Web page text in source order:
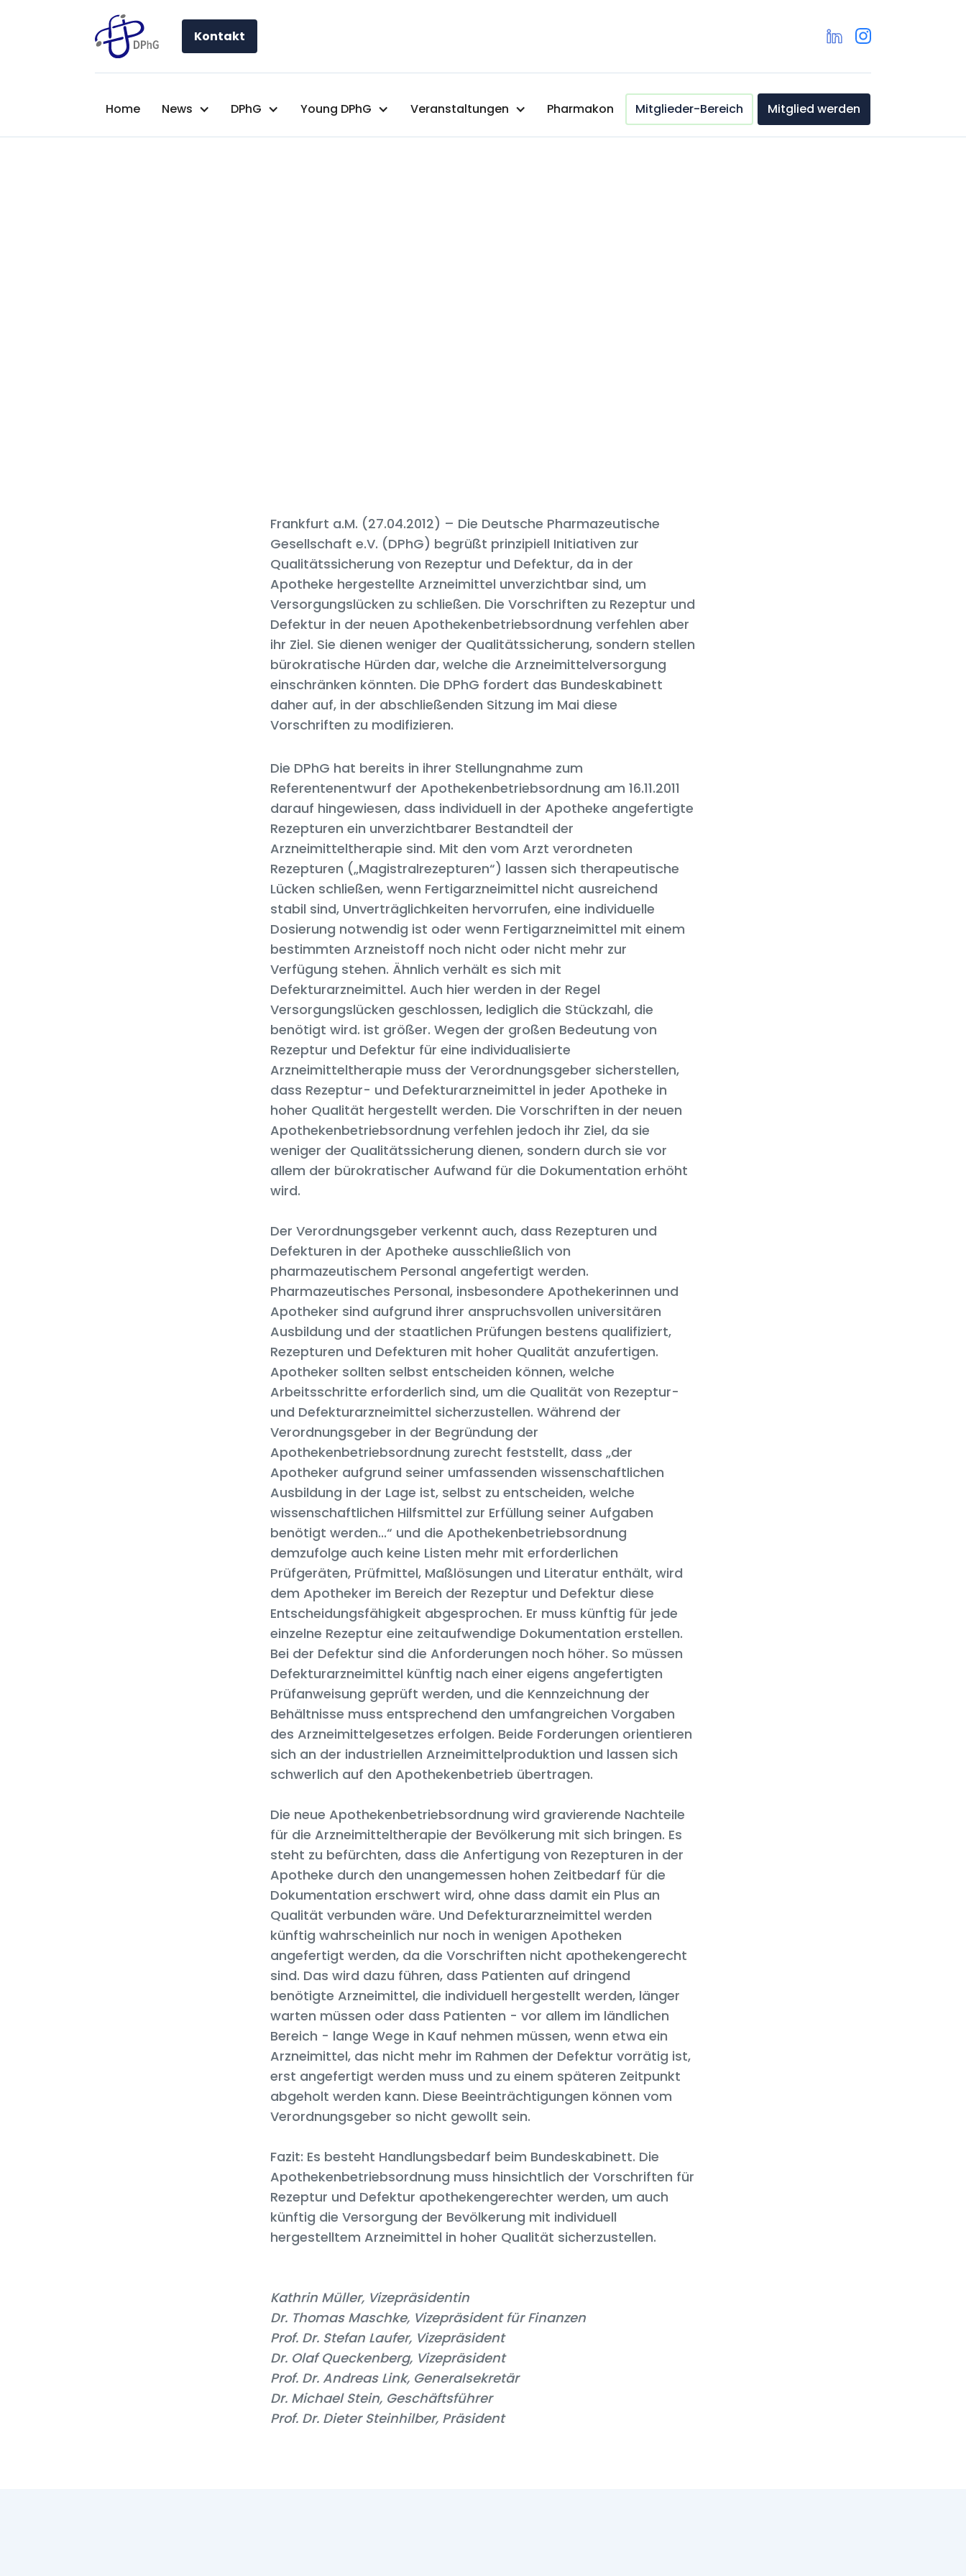
Kontakt
Home News DPhG Young DPhG Veranstaltungen Pharmakon Mitglieder-Bereich Mitglied werden
Frankfurt a.M. (27.04.2012) – Die Deutsche Pharmazeutische
Gesellschaft e.V. (DPhG) begrüßt prinzipiell Initiativen zur
Qualitätssicherung von Rezeptur und Defektur, da in der
Apotheke hergestellte Arzneimittel unverzichtbar sind, um
Versorgungslücken zu schließen. Die Vorschriften zu Rezeptur und
Defektur in der neuen Apothekenbetriebsordnung verfehlen aber
ihr Ziel. Sie dienen weniger der Qualitätssicherung, sondern stellen
bürokratische Hürden dar, welche die Arzneimittelversorgung
einschränken könnten. Die DPhG fordert das Bundeskabinett
daher auf, in der abschließenden Sitzung im Mai diese
Vorschriften zu modifizieren.
Die DPhG hat bereits in ihrer Stellungnahme zum
Referentenentwurf der Apothekenbetriebsordnung am 16.11.2011
darauf hingewiesen, dass individuell in der Apotheke angefertigte
Rezepturen ein unverzichtbarer Bestandteil der
Arzneimitteltherapie sind. Mit den vom Arzt verordneten
Rezepturen („Magistralrezepturen“) lassen sich therapeutische
Lücken schließen, wenn Fertigarzneimittel nicht ausreichend
stabil sind, Unverträglichkeiten hervorrufen, eine individuelle
Dosierung notwendig ist oder wenn Fertigarzneimittel mit einem
bestimmten Arzneistoff noch nicht oder nicht mehr zur
Verfügung stehen. Ähnlich verhält es sich mit
Defekturarzneimittel. Auch hier werden in der Regel
Versorgungslücken geschlossen, lediglich die Stückzahl, die
benötigt wird. ist größer. Wegen der großen Bedeutung von
Rezeptur und Defektur für eine individualisierte
Arzneimitteltherapie muss der Verordnungsgeber sicherstellen,
dass Rezeptur- und Defekturarzneimittel in jeder Apotheke in
hoher Qualität hergestellt werden. Die Vorschriften in der neuen
Apothekenbetriebsordnung verfehlen jedoch ihr Ziel, da sie
weniger der Qualitätssicherung dienen, sondern durch sie vor
allem der bürokratischer Aufwand für die Dokumentation erhöht
wird.
Der Verordnungsgeber verkennt auch, dass Rezepturen und
Defekturen in der Apotheke ausschließlich von
pharmazeutischem Personal angefertigt werden.
Pharmazeutisches Personal, insbesondere Apothekerinnen und
Apotheker sind aufgrund ihrer anspruchsvollen universitären
Ausbildung und der staatlichen Prüfungen bestens qualifiziert,
Rezepturen und Defekturen mit hoher Qualität anzufertigen.
Apotheker sollten selbst entscheiden können, welche
Arbeitsschritte erforderlich sind, um die Qualität von Rezeptur-
und Defekturarzneimittel sicherzustellen. Während der
Verordnungsgeber in der Begründung der
Apothekenbetriebsordnung zurecht feststellt, dass „der
Apotheker aufgrund seiner umfassenden wissenschaftlichen
Ausbildung in der Lage ist, selbst zu entscheiden, welche
wissenschaftlichen Hilfsmittel zur Erfüllung seiner Aufgaben
benötigt werden...“ und die Apothekenbetriebsordnung
demzufolge auch keine Listen mehr mit erforderlichen
Prüfgeräten, Prüfmittel, Maßlösungen und Literatur enthält, wird
dem Apotheker im Bereich der Rezeptur und Defektur diese
Entscheidungsfähigkeit abgesprochen. Er muss künftig für jede
einzelne Rezeptur eine zeitaufwendige Dokumentation erstellen.
Bei der Defektur sind die Anforderungen noch höher. So müssen
Defekturarzneimittel künftig nach einer eigens angefertigten
Prüfanweisung geprüft werden, und die Kennzeichnung der
Behältnisse muss entsprechend den umfangreichen Vorgaben
des Arzneimittelgesetzes erfolgen. Beide Forderungen orientieren
sich an der industriellen Arzneimittelproduktion und lassen sich
schwerlich auf den Apothekenbetrieb übertragen.
Die neue Apothekenbetriebsordnung wird gravierende Nachteile
für die Arzneimitteltherapie der Bevölkerung mit sich bringen. Es
steht zu befürchten, dass die Anfertigung von Rezepturen in der
Apotheke durch den unangemessen hohen Zeitbedarf für die
Dokumentation erschwert wird, ohne dass damit ein Plus an
Qualität verbunden wäre. Und Defekturarzneimittel werden
künftig wahrscheinlich nur noch in wenigen Apotheken
angefertigt werden, da die Vorschriften nicht apothekengerecht
sind. Das wird dazu führen, dass Patienten auf dringend
benötigte Arzneimittel, die individuell hergestellt werden, länger
warten müssen oder dass Patienten - vor allem im ländlichen
Bereich - lange Wege in Kauf nehmen müssen, wenn etwa ein
Arzneimittel, das nicht mehr im Rahmen der Defektur vorrätig ist,
erst angefertigt werden muss und zu einem späteren Zeitpunkt
abgeholt werden kann. Diese Beeinträchtigungen können vom
Verordnungsgeber so nicht gewollt sein.
Fazit: Es besteht Handlungsbedarf beim Bundeskabinett. Die
Apothekenbetriebsordnung muss hinsichtlich der Vorschriften für
Rezeptur und Defektur apothekengerechter werden, um auch
künftig die Versorgung der Bevölkerung mit individuell
hergestelltem Arzneimittel in hoher Qualität sicherzustellen.
Kathrin Müller, Vizepräsidentin
Dr. Thomas Maschke, Vizepräsident für Finanzen
Prof. Dr. Stefan Laufer, Vizepräsident
Dr. Olaf Queckenberg, Vizepräsident
Prof. Dr. Andreas Link, Generalsekretär
Dr. Michael Stein, Geschäftsführer
Prof. Dr. Dieter Steinhilber, Präsident